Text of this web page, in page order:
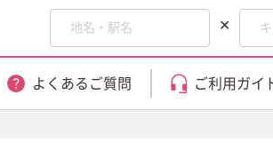
✕
よくあるご質問 ご利用ガイ